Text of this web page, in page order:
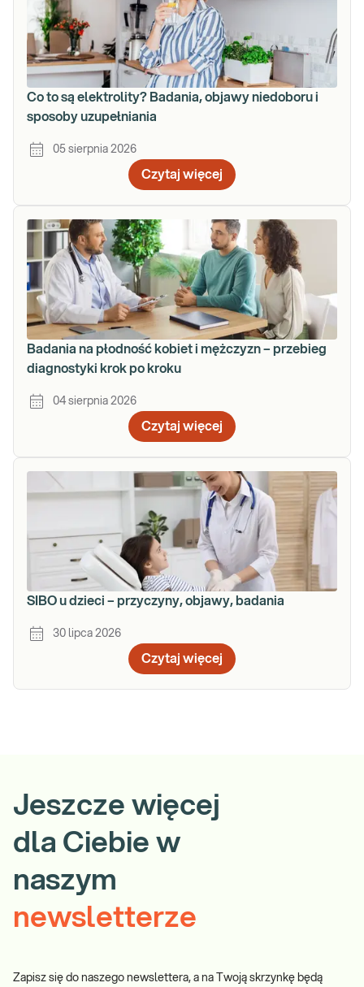
Co to są elektrolity? Badania, objawy niedoboru i
sposoby uzupełniania
05 sierpnia 2026
Czytaj więcej
Badania na płodność kobiet i mężczyzn – przebieg
diagnostyki krok po kroku
04 sierpnia 2026
Czytaj więcej
SIBO u dzieci – przyczyny, objawy, badania
30 lipca 2026
Czytaj więcej
Jeszcze więcej
dla Ciebie w
naszym
newsletterze
Zapisz się do naszego newslettera, a na Twoją skrzynkę będą